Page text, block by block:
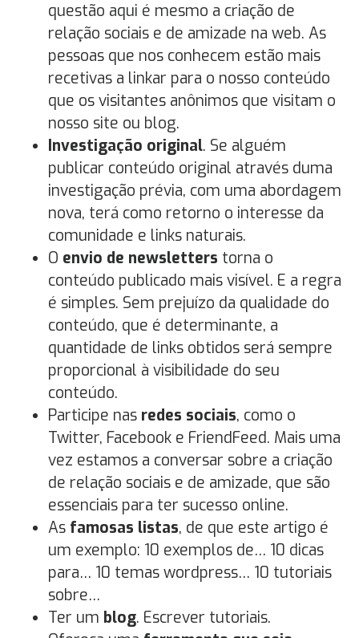
questão aqui é mesmo a criação de
relação sociais e de amizade na web. As
pessoas que nos conhecem estão mais
recetivas a linkar para o nosso conteúdo
que os visitantes anônimos que visitam o
nosso site ou blog.
Investigação original. Se alguém
publicar conteúdo original através duma
investigação prévia, com uma abordagem
nova, terá como retorno o interesse da
comunidade e links naturais.
O envio de newsletters torna o
conteúdo publicado mais visível. E a regra
é simples. Sem prejuízo da qualidade do
conteúdo, que é determinante, a
quantidade de links obtidos será sempre
proporcional à visibilidade do seu
conteúdo.
Participe nas redes sociais, como o
Twitter, Facebook e FriendFeed. Mais uma
vez estamos a conversar sobre a criação
de relação sociais e de amizade, que são
essenciais para ter sucesso online.
As famosas listas, de que este artigo é
um exemplo: 10 exemplos de… 10 dicas
para… 10 temas wordpress… 10 tutoriais
sobre…
Ter um blog. Escrever tutoriais.